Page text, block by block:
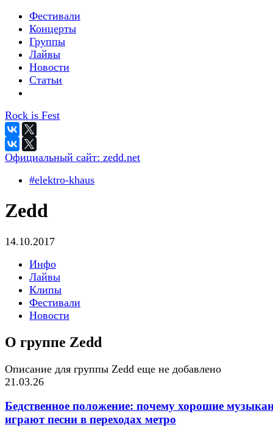
Фестивали
Концерты
Группы
Лайвы
Новости
Статьи
Rock is Fest
Официальный сайт: zedd.net
#elektro-khaus
Zedd
14.10.2017
Инфо
Лайвы
Клипы
Фестивали
Новости
О группе Zedd
Описание для группы Zedd еще не добавлено
21.03.26
Бедственное положение: почему хорошие
играют песни в переходах метро